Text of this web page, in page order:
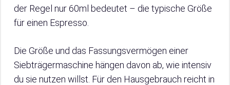
der Regel nur 60ml bedeutet – die typische Größe
für einen Espresso.
Die Größe und das Fassungsvermögen einer
Siebträgermaschine hängen davon ab, wie intensiv
du sie nutzen willst. Für den Hausgebrauch reicht in